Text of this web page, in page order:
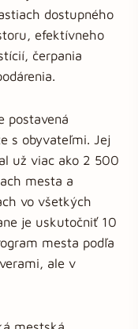
dostupného
efektívneho
čerpania
postavená
s obyvateľmi. Jej
už viac ako 2 500
mesta a
vo všetkých
je uskutočniť 10
mesta podľa
ale v